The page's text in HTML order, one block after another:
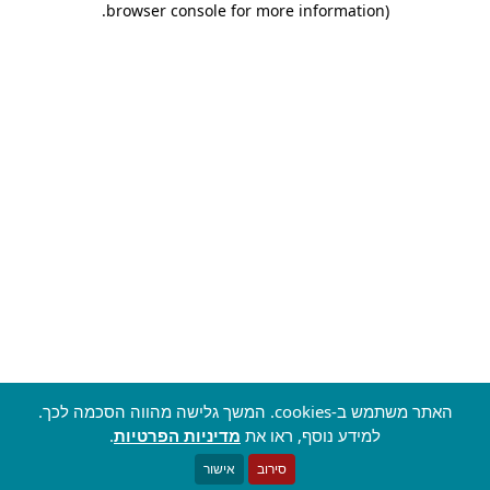
browser console for more information)
.
האתר משתמש ב-cookies. המשך גלישה מהווה הסכמה לכך.
למידע נוסף, ראו את מדיניות הפרטיות.
סירוב אישור